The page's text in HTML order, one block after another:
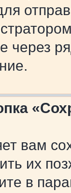
через
вам
их
в